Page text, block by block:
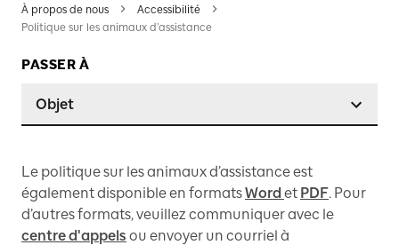
À propos de nous
Accessibilité
Politique sur les animaux d’assistance
PASSER À
Objet
Le politique sur les animaux d’assistance est
également disponible en formatsWord et PDF. Pour
d’autres formats, veuillez communiquer avec le
centre d'appels ou envoyer un courriel à